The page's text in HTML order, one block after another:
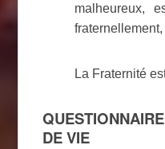
malheureux,
La Fraternité
DE VIE